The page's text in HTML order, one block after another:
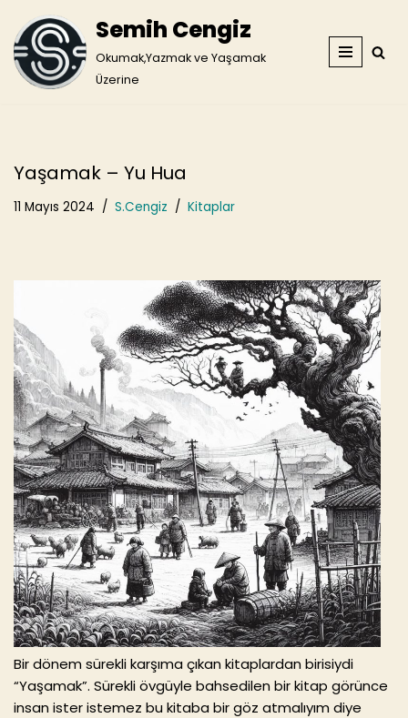
İçeriğe
geç
Semih Cengiz
Okumak,Yazmak ve Yaşamak
Üzerine
Yaşamak – Yu Hua
11 Mayıs 2024 S.Cengiz Kitaplar
Bir dönem sürekli karşıma çıkan kitaplardan birisiydi
“Yaşamak”. Sürekli övgüyle bahsedilen bir kitap görünce
insan ister istemez bu kitaba bir göz atmalıyım diye